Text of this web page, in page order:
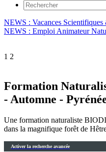
NEWS : Vacances
NEWS : Emploi Animateur
1 2
Formation
- Automne -
Une formation naturaliste
dans la magnifique forêt de
Activer la recherche avancée